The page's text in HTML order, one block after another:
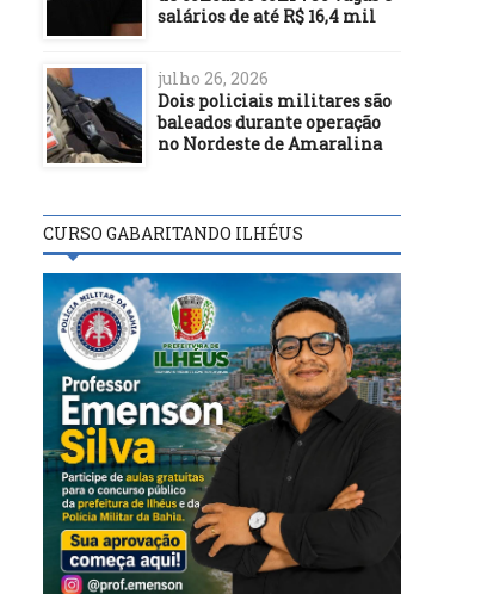
salários de até R$ 16,4 mil
julho 26, 2026
Dois policiais militares são
baleados durante operação
no Nordeste de Amaralina
CURSO GABARITANDO ILHÉUS